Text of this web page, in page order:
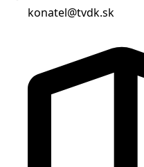
konatel@tvdk.sk